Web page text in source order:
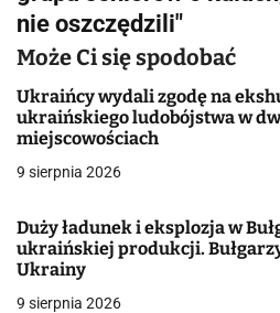
a
c
j
a
p
i
nie oszczędzili"
Może Ci się spodobać
Ukraińcy wydali zgodę na
ukraińskiego ludobójstwa w
miejscowościach
9 sierpnia 2026
Duży ładunek i eksplozja w
ukraińskiej produkcji.
Ukrainy
9 sierpnia 2026